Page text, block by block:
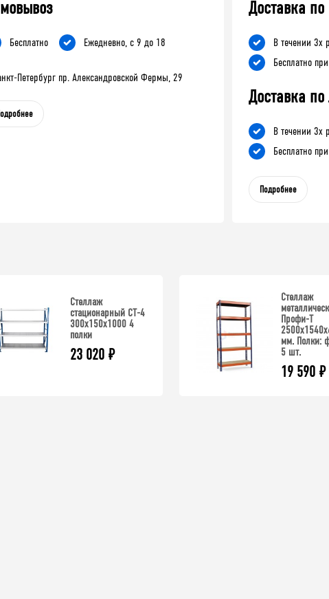
Бесплатно Ежедневно, с 9 до 18
Петербург пр. Александровской Фермы, 29
Доставка
В течении 3х
Бесплатно
Доставка
В течении 3х
Бесплатно
Подробнее
Стеллаж
стационарный СТ-4
300x150x1000 4
полки
23 020 ₽
Стеллаж
Профи-Т
мм. Полки:
5 шт.
19 590 ₽